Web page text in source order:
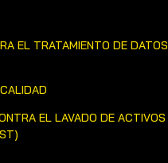
EL TRATAMIENTO DE DATOS
EL LAVADO DE ACTIVOS